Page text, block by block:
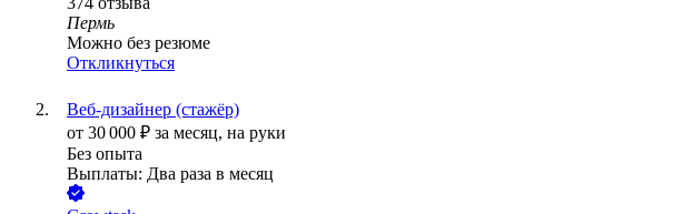
Пермь
Можно без резюме
Откликнуться
Веб-дизайнер (стажёр)
от 30 000 ₽ за месяц, на руки
Без опыта
Выплаты: Два раза в месяц